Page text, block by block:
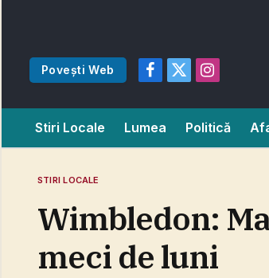
Povești Web
Facebook
X
Instagram
Stiri Locale Lumea Politică
STIRI LOCALE
Wimbledon:
meci de luni